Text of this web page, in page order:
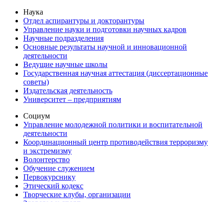
Наука
Отдел аспирантуры и докторантуры
Управление науки и подготовки научных кадров
Научные подразделения
Основные результаты научной и инновационной
деятельности
Ведущие научные школы
Государственная научная аттестация (диссертационные
советы)
Издательская деятельность
Университет – предприятиям
Социум
Управление молодежной политики и воспитательной
деятельности
Координационный центр противодействия терроризму
и экстремизму
Волонтерство
Обучение служением
Первокурснику
Этический кодекс
Творческие клубы, организации